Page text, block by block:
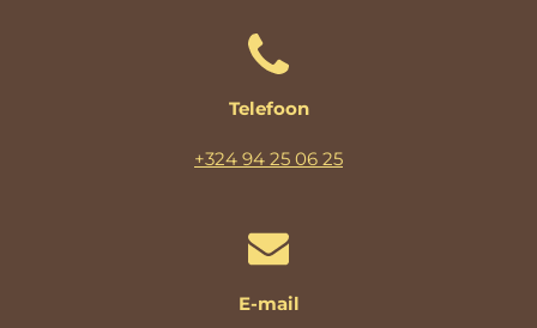
Telefoon
+324 94 25 06 25
E-mail